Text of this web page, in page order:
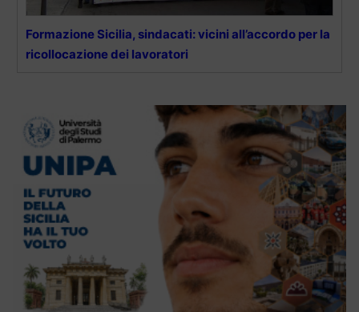
Formazione Sicilia, sindacati: vicini all’accordo per la
ricollocazione dei lavoratori